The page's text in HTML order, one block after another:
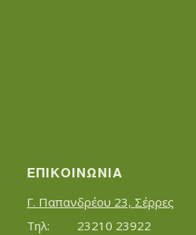
ΕΠΙΚΟΙΝΩΝΊΑ
Γ. Παπανδρέου 23, Σέρρες
Τηλ:		23210 23922